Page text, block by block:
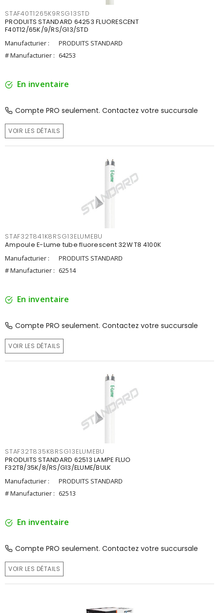
STAF40T1265K9RSG13STD
PRODUITS STANDARD 64253 FLUORESCENT
F40T12/65K/9/RS/G13/STD
Manufacturier :
PRODUITS STANDARD
# Manufacturier : 64253
En inventaire
Compte PRO seulement. Contactez votre succursale
VOIR LES DÉTAILS
STAF32T841K8RSG13ELUMEBU
Ampoule E-Lume tube fluorescent 32W T8 4100K
Manufacturier :
PRODUITS STANDARD
# Manufacturier : 62514
En inventaire
Compte PRO seulement. Contactez votre succursale
VOIR LES DÉTAILS
STAF32T835K8RSG13ELUMEBU
PRODUITS STANDARD 62513 LAMPE FLUO
F32T8/35K/8/RS/G13/ELUME/BULK
Manufacturier :
PRODUITS STANDARD
# Manufacturier : 62513
En inventaire
Compte PRO seulement. Contactez votre succursale
VOIR LES DÉTAILS